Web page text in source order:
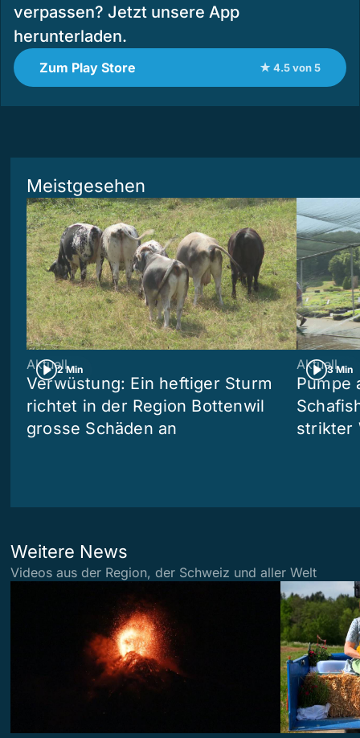
verpassen? Jetzt unsere App
herunterladen.
Zum Play Store ★ 4.5 von 5
Meistgesehen
2 Min
Aktuell
Verwüstung: Ein heftiger Sturm
richtet in der Region Bottenwil
grosse Schäden an
3 Min
Aktuell
Pumpe
strikter
Weitere News
Videos aus der Region, der Schweiz und aller Welt